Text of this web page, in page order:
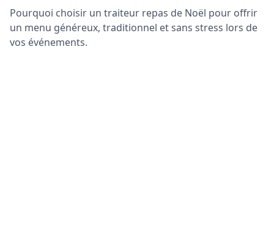
Pourquoi choisir un traiteur repas de Noël pour offrir
un menu généreux, traditionnel et sans stress lors de
vos événements.